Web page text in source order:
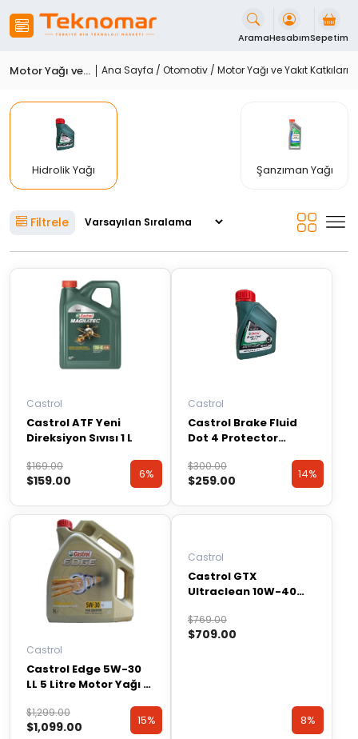
Geç
AramaHesabımSepetim
Motor Yağı ve Yakıt Katkıları Ana Sayfa / Otomotiv / Motor Yağı ve Yakıt Katkıları
Hidrolik Yağı Şanzıman Yağı
Filtrele
6%
Discount
Castrol
Castrol ATF Yeni
Direksiyon Sıvısı 1 L
$169.00
Orijinal
fiyat:
$159.00
Şu
andaki
$159.00.
14%
Discount
Castrol
Castrol Brake Fluid
Dot 4 Protector
500 ML
$300.00
Orijinal
fiyat:
$259.00
Şu
andaki
$259.00.
15%
Castrol
Castrol Edge 5W-30
LL 5 Litre Motor Yağı (
$1,299.00
Orijinal
fiyat:
$1,099.00
Şu
andaki
8%
Castrol
Castrol GTX
Ultraclean 10W-40
Yağı ( Üretim Yılı: 2023
)
$769.00
Orijinal
fiyat:
$709.00
Şu
andaki